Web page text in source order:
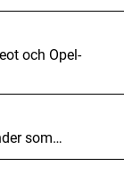
och Opel-
som…